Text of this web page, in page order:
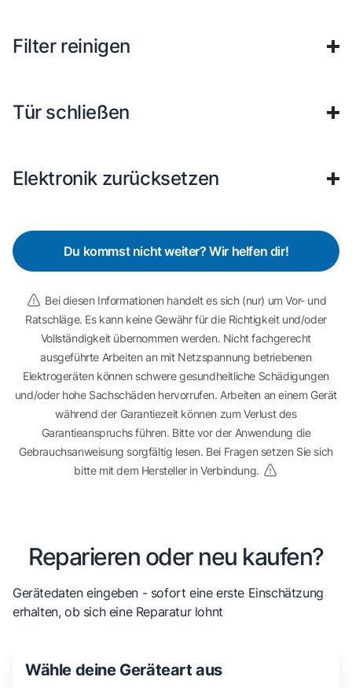
Filter reinigen
Tür schließen
Elektronik zurücksetzen
Du kommst nicht weiter? Wir helfen dir!
Bei diesen Informationen handelt es sich (nur) um Vor- und
Ratschläge. Es kann keine Gewähr für die Richtigkeit und/oder
Vollständigkeit übernommen werden. Nicht fachgerecht
ausgeführte Arbeiten an mit Netzspannung betriebenen
Elektrogeräten können schwere gesundheitliche Schädigungen
und/oder hohe Sachschäden hervorrufen. Arbeiten an einem Gerät
während der Garantiezeit können zum Verlust des
Garantieanspruchs führen. Bitte vor der Anwendung die
Gebrauchsanweisung sorgfältig lesen. Bei Fragen setzen Sie sich
bitte mit dem Hersteller in Verbindung.
Reparieren oder neu kaufen?
Gerätedaten eingeben - sofort eine erste Einschätzung
erhalten, ob sich eine Reparatur lohnt
Wähle deine Geräteart aus